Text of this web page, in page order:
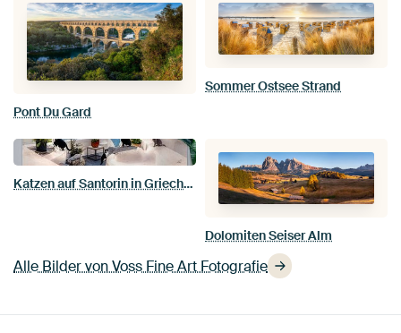
Alle Bilder von Voss Fine Art Fotografie
Pont Du Gard
Sommer Ostsee Strand
Katzen auf Santorin in Griechenland
Dolomiten Seiser Alm